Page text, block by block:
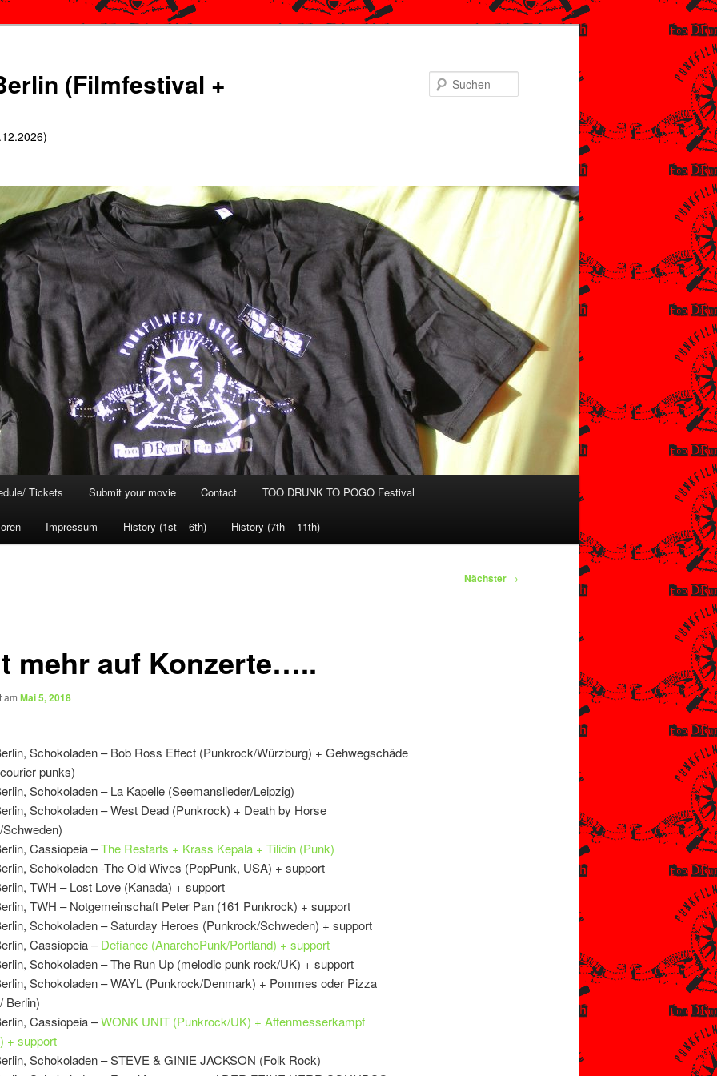
(Filmfestival +
Tickets Submit your movie Contact TOO DRUNK TO POGO Festival
Impressum History (1st – 6th) History (7th – 11th)
Nächster →
mehr auf Konzerte…..
am Mai 5, 2018
Schokoladen – Bob Ross Effect (Punkrock/Würzburg) + Gehwegschäde
punks)
Schokoladen – La Kapelle (Seemanslieder/Leipzig)
Schokoladen – West Dead (Punkrock) + Death by Horse
Cassiopeia –The Restarts + Krass Kepala + Tilidin (Punk)
Schokoladen -The Old Wives (PopPunk, USA) + support
TWH – Lost Love (Kanada) + support
TWH – Notgemeinschaft Peter Pan (161 Punkrock) + support
Schokoladen – Saturday Heroes (Punkrock/Schweden) + support
Cassiopeia –Defiance (AnarchoPunk/Portland) + support
Schokoladen – The Run Up (melodic punk rock/UK) + support
Schokoladen – WAYL (Punkrock/Denmark) + Pommes oder Pizza
Berlin)
Cassiopeia –WONK UNIT (Punkrock/UK) + Affenmesserkampf
+ support
Schokoladen – STEVE & GINIE JACKSON (Folk Rock)